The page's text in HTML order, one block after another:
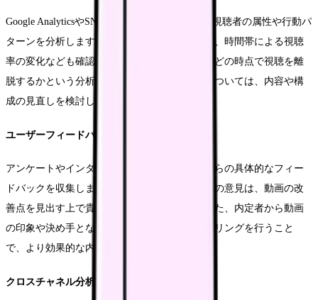
Google AnalyticsやSNSの分析ツールを活用し、視聴者の属性や行動パ
ターンを分析します。デバイス別の視聴傾向や、時間帯による視聴
率の変化なども確認します。特に重要なのは、どの時点で視聴を離
脱するかという分析です。離脱が多いシーンについては、内容や構
成の見直しを検討します。
ユーザーフィードバックの収集
アンケートやインタビューを通じて、視聴者からの具体的なフィー
ドバックを収集します。特に説明会参加者からの意見は、動画の改
善点を見出す上で貴重な情報源となります。また、内定者から動画
の印象や決め手となったポイントについてヒアリングを行うこと
で、より効果的な内容への改善が可能です。
クロスチャネル分析